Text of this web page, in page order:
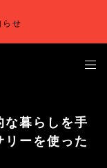
らせ
な暮らしを手
リーを使った